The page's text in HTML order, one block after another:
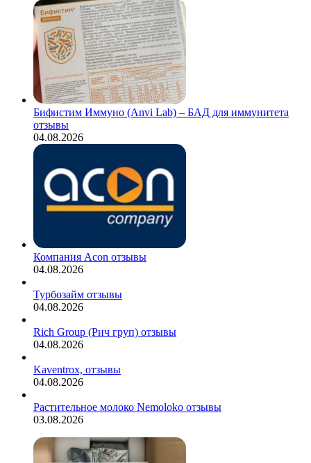
Бифистим Иммуно (Anvi Lab) – БАД для иммунитета
отзывы
04.08.2026
Компания Acon отзывы
04.08.2026
Турбозайм отзывы
04.08.2026
Rich Group (Рич груп) отзывы
04.08.2026
Kaventrox, отзывы
04.08.2026
Растительное молоко Nemoloko отзывы
03.08.2026